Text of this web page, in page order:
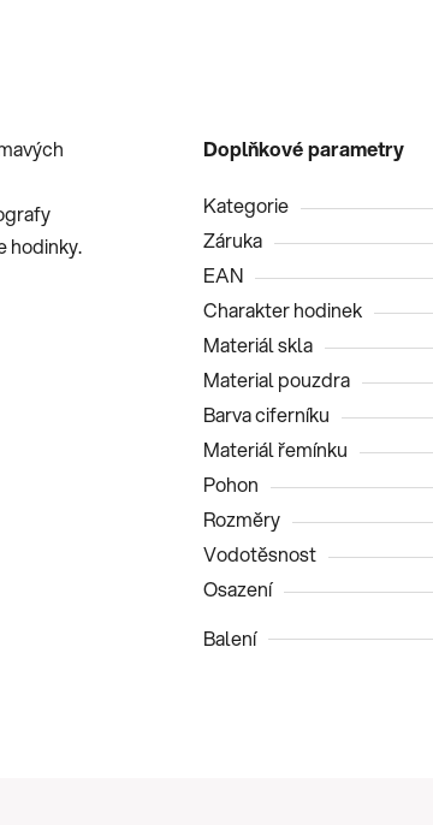
hodinky.
Doplňkové parametry
Kategorie
Záruka
EAN
Charakter hodinek
Materiál skla
Material pouzdra
Barva ciferníku
Materiál řemínku
Pohon
Rozměry
Vodotěsnost
Osazení
Balení